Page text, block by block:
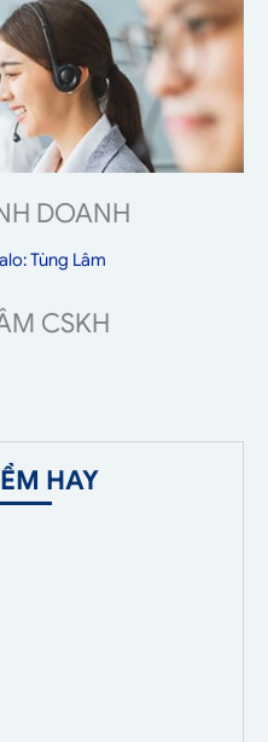
DOANH
Tùng Lâm
CSKH
HAY